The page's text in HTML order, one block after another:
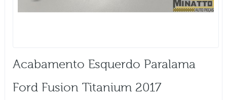
Acabamento Esquerdo Paralama
Ford Fusion Titanium 2017